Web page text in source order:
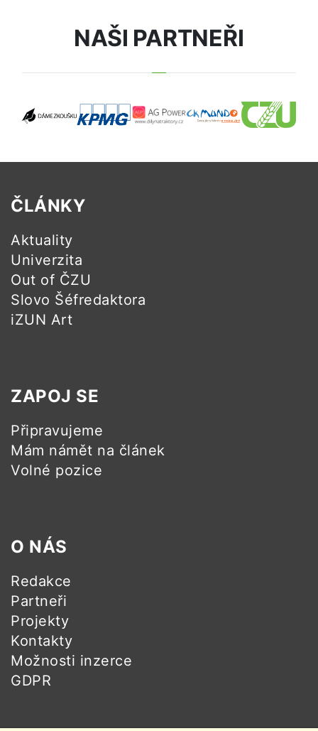
NAŠI PARTNEŘI
ČLÁNKY
Aktuality
Univerzita
Out of ČZU
Slovo Šéfredaktora
iZUN Art
ZAPOJ SE
Připravujeme
Mám námět na článek
Volné pozice
O NÁS
Redakce
Partneři
Projekty
Kontakty
Možnosti inzerce
GDPR